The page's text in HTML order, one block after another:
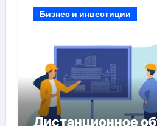
Бизнес и инвестиции
Дистанционное